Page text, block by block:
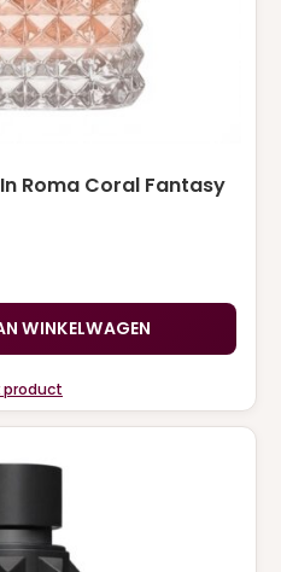
Roma Coral Fantasy
WINKELWAGEN
product